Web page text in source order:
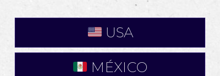
USA
MÉXICO